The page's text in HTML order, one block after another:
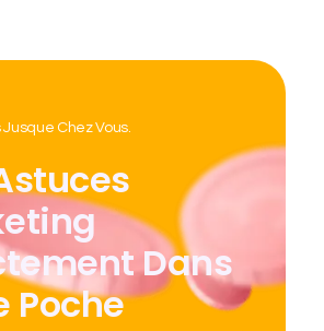
Chez Vous.
Dans
Poche